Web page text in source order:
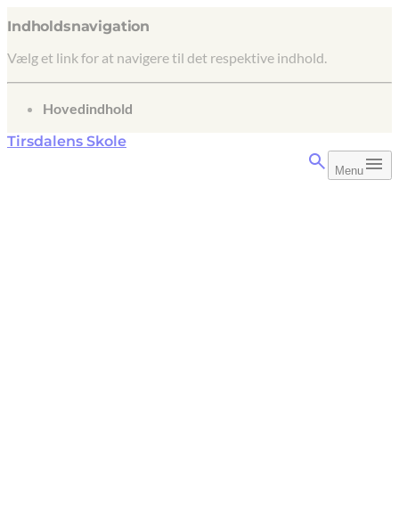
Indholdsnavigation
Vælg et link for at navigere til det respektive indhold.
gå til
Hovedindhold
Tirsdalens Skole
Menu